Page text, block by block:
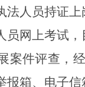
法人员持证
员网上考试
案件评查，
报箱、电子